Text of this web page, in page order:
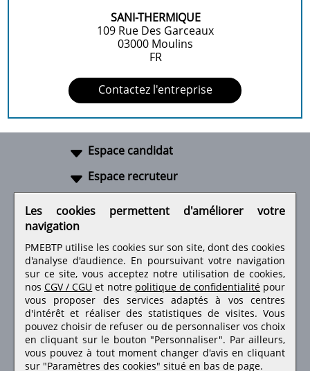
SANI-THERMIQUE
109 Rue Des Garceaux
03000 Moulins
FR
Contactez l'entreprise
Espace candidat
Espace recruteur
Retrouvez-nous sur les réseaux sociaux
Les cookies permettent d'améliorer votre
navigation
PMEBTP utilise les cookies sur son site, dont des cookies
d'analyse d'audience. En poursuivant votre navigation
sur ce site, vous acceptez notre utilisation de cookies,
nos CGV / CGU et notre politique de confidentialité pour
vous proposer des services adaptés à vos centres
d'intérêt et réaliser des statistiques de visites.Vous
pouvez choisir de refuser ou de personnaliser vos choix
en cliquant sur le bouton "Personnaliser". Par ailleurs,
vous pouvez à tout moment changer d'avis en cliquant
sur "Paramètres des cookies" situé en bas de page.